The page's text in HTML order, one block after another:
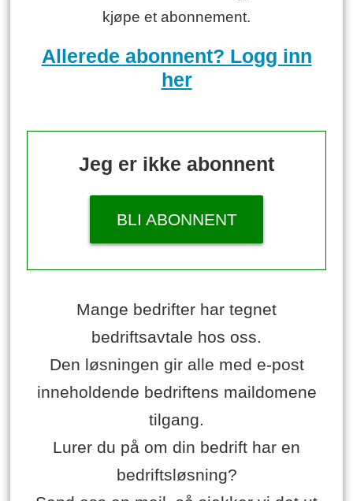
kjøpe et abonnement.
Allerede abonnent? Logg inn
her
Jeg er ikke abonnent
BLI ABONNENT
Mange bedrifter har tegnet
bedriftsavtale hos oss.
Den løsningen gir alle med e-post
inneholdende bedriftens maildomene
tilgang.
Lurer du på om din bedrift har en
bedriftsløsning?